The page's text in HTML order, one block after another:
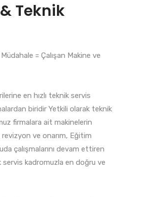
Teknik
= Çalışan Makine ve
en hızlı teknik servis
biridir Yetkili olarak teknik
firmalara ait makinelerin
ve onarım, Eğitim
çalışmalarını devam ettiren
kadromuzla en doğru ve